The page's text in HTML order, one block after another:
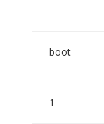
boot
1